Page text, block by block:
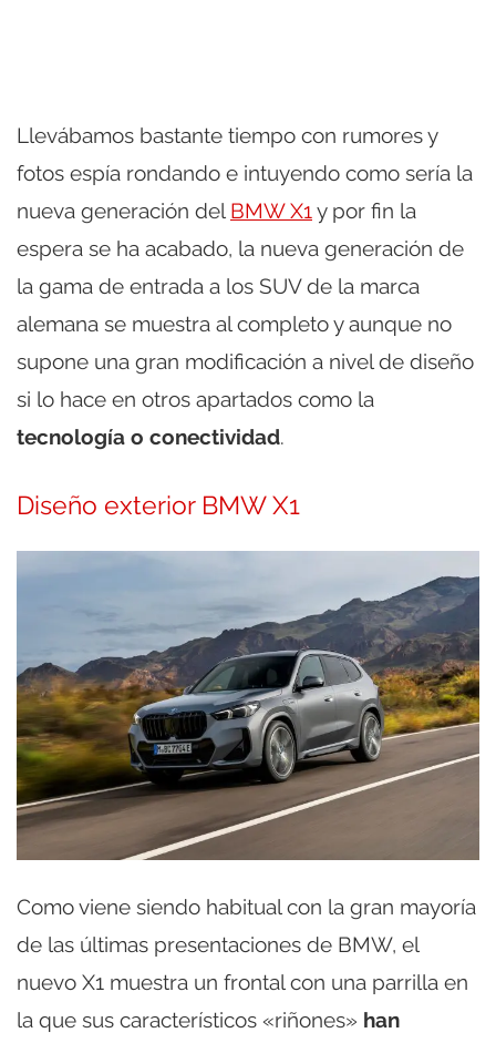
Llevábamos bastante tiempo con rumores y
fotos espía rondando e intuyendo como sería la
nueva generación del BMW X1y por fin la
espera se ha acabado, la nueva generación de
la gama de entrada a los SUV de la marca
alemana se muestra al completo y aunque no
supone una gran modificación a nivel de diseño
si lo hace en otros apartados como la
tecnología o conectividad.
Diseño exterior BMW X1
Como viene siendo habitual con la gran mayoría
de las últimas presentaciones de BMW, el
nuevo X1 muestra un frontal con una parrilla en
la que sus característicos «riñones» han